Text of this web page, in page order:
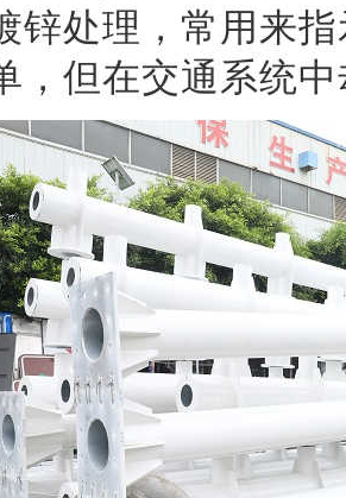
锌处理，常用来
，但在交通系统